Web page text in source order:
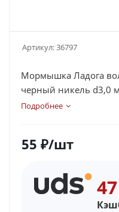
Артикул:36797
Мормышка Ладога
черный никель d3,0
Подробнее
55 ₽/шт
47